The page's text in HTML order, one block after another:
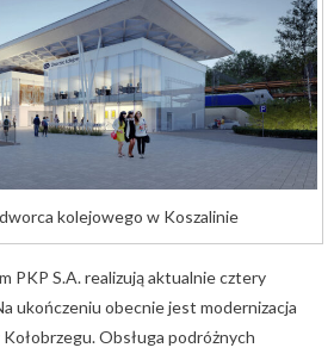
kolejowego w Koszalinie
PKP S.A. realizują aktualnie cztery
ukończeniu obecnie jest modernizacja
Obsługa podróżnych